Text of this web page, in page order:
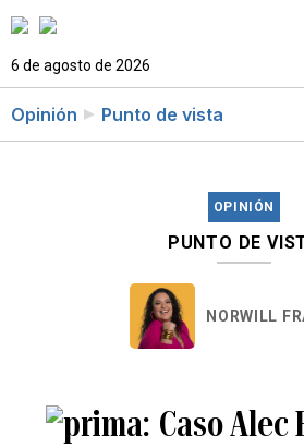
6 de agosto de 2026
Opinión Punto de vista
OPINIÓN
PUNTO DE
NORWILL
Caso Alec